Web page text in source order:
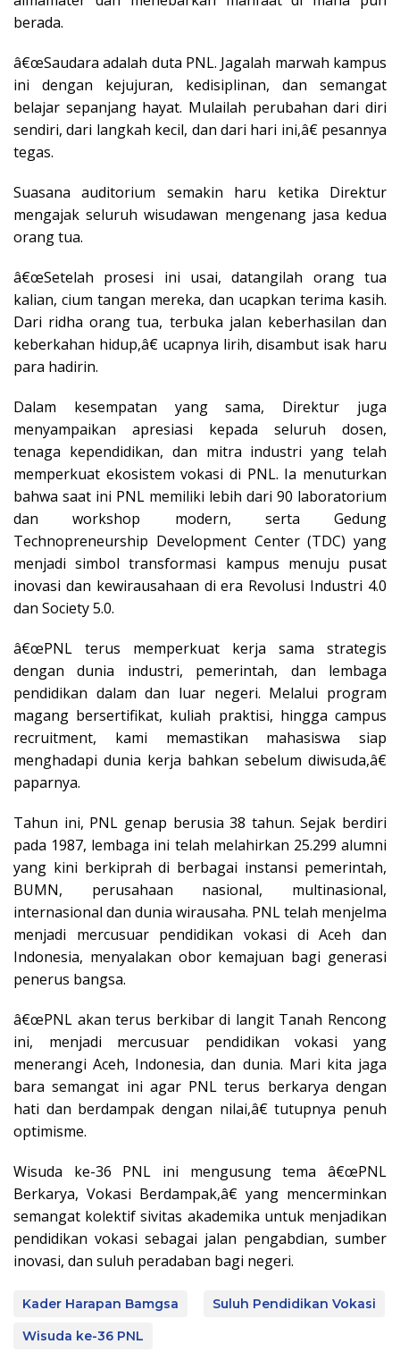
berada.
â€œSaudara adalah duta PNL. Jagalah marwah kampus
ini dengan kejujuran, kedisiplinan, dan semangat
belajar sepanjang hayat. Mulailah perubahan dari diri
sendiri, dari langkah kecil, dan dari hari ini,â€ pesannya
tegas.
Suasana auditorium semakin haru ketika Direktur
mengajak seluruh wisudawan mengenang jasa kedua
orang tua.
â€œSetelah prosesi ini usai, datangilah orang tua
kalian, cium tangan mereka, dan ucapkan terima kasih.
Dari ridha orang tua, terbuka jalan keberhasilan dan
keberkahan hidup,â€ ucapnya lirih, disambut isak haru
para hadirin.
Dalam kesempatan yang sama, Direktur juga
menyampaikan apresiasi kepada seluruh dosen,
tenaga kependidikan, dan mitra industri yang telah
memperkuat ekosistem vokasi di PNL. Ia menuturkan
bahwa saat ini PNL memiliki lebih dari 90 laboratorium
dan workshop modern, serta Gedung
Technopreneurship Development Center (TDC) yang
menjadi simbol transformasi kampus menuju pusat
inovasi dan kewirausahaan di era Revolusi Industri 4.0
dan Society 5.0.
â€œPNL terus memperkuat kerja sama strategis
dengan dunia industri, pemerintah, dan lembaga
pendidikan dalam dan luar negeri. Melalui program
magang bersertifikat, kuliah praktisi, hingga campus
recruitment, kami memastikan mahasiswa siap
menghadapi dunia kerja bahkan sebelum diwisuda,â€
paparnya.
Tahun ini, PNL genap berusia 38 tahun. Sejak berdiri
pada 1987, lembaga ini telah melahirkan 25.299 alumni
yang kini berkiprah di berbagai instansi pemerintah,
BUMN, perusahaan nasional, multinasional,
internasional dan dunia wirausaha. PNL telah menjelma
menjadi mercusuar pendidikan vokasi di Aceh dan
Indonesia, menyalakan obor kemajuan bagi generasi
penerus bangsa.
â€œPNL akan terus berkibar di langit Tanah Rencong
ini, menjadi mercusuar pendidikan vokasi yang
menerangi Aceh, Indonesia, dan dunia. Mari kita jaga
bara semangat ini agar PNL terus berkarya dengan
hati dan berdampak dengan nilai,â€ tutupnya penuh
optimisme.
Wisuda ke-36 PNL ini mengusung tema â€œPNL
Berkarya, Vokasi Berdampak,â€ yang mencerminkan
semangat kolektif sivitas akademika untuk menjadikan
pendidikan vokasi sebagai jalan pengabdian, sumber
inovasi, dan suluh peradaban bagi negeri.
Kader Harapan Bamgsa
Suluh Pendidikan Vokasi
Wisuda ke-36 PNL